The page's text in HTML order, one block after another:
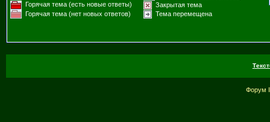
Горячая тема (есть новые ответы)
Горячая тема (нет новых ответов)
Закрытая тема
Тема перемещена
Форум